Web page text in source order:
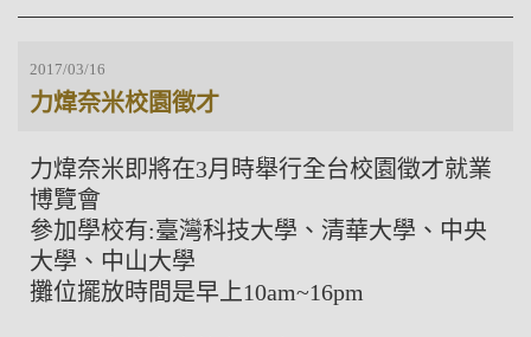
2017/03/16
力煒奈米校園徵才
力煒奈米即將在3月時舉行全台校園徵才就業
博覽會
參加學校有:臺灣科技大學、清華大學、中央
大學、中山大學
攤位擺放時間是早上10am~16pm